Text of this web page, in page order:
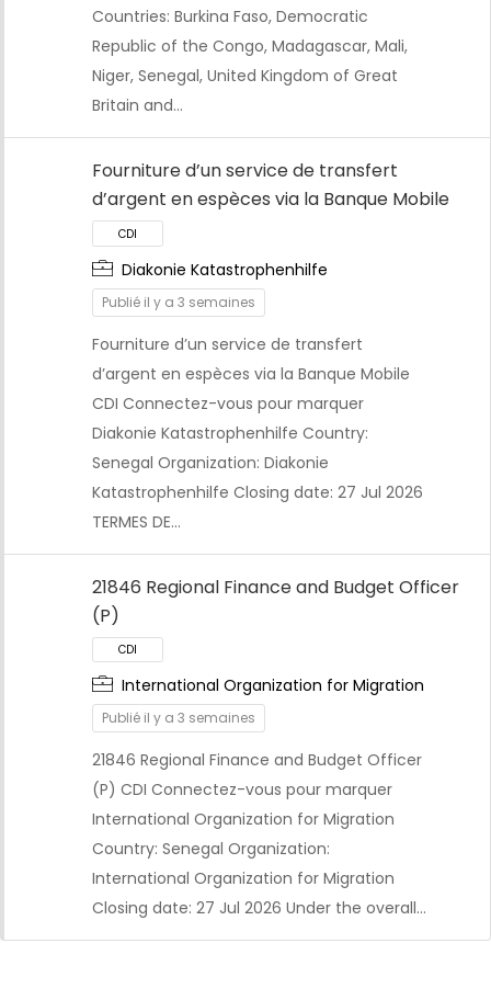
CDI
CDI
CDI
Countries: Burkina Faso, Democratic
Republic of the Congo, Madagascar, Mali,
Niger, Senegal, United Kingdom of Great
Britain and…
Fourniture d’un service de transfert
d’argent en espèces via la Banque Mobile
Diakonie Katastrophenhilfe
Publié il y a 3 semaines
Fourniture d’un service de transfert
d’argent en espèces via la Banque Mobile
CDI Connectez-vous pour marquer
Diakonie Katastrophenhilfe Country:
Senegal Organization: Diakonie
Katastrophenhilfe Closing date: 27 Jul 2026
TERMES DE…
21846 Regional Finance and Budget Officer
(P)
International Organization for Migration
Publié il y a 3 semaines
21846 Regional Finance and Budget Officer
(P) CDI Connectez-vous pour marquer
International Organization for Migration
Country: Senegal Organization:
International Organization for Migration
Closing date: 27 Jul 2026 Under the overall…